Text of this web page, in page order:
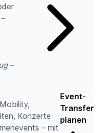
–
–
Konzerte
– mit
Event-
Transfer
planen